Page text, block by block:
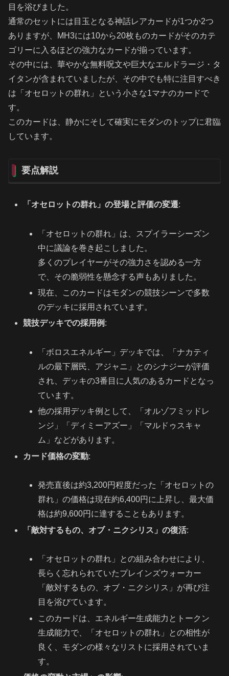
目を浴びました。
通常のセットには目玉となる神話レアカードが1つか2つ
ありますが、MH3には10から20枚ものカードがそのカテ
ゴリーに入るほどの強力なカードが揃っています。
その中には、華やかな無料呪文や巨大なエルドラージ・タ
イタンが含まれていましたが、その中でも特に注目すべき
は「オセロットの群れ」という小さな1マナのカードで
す。
このカードは、静かにそして確実にモダンのトップに君臨
しています。
要点解説
「オセロットの群れ」の登場と評価の変遷:
「オセロットの群れ」は、スプイラーシーズン
中に議論を巻き起こしました。
多くのプレイヤーがその強力さを認める一方
で、その脆弱性を懸念する声もありました。
現在、このカードはモダンの競技シーンで多数
のデッキに採用されています。
競技デッキでの採用例 :
「ボロスエネルギー」デッキでは、「ナカティ
ルの最下層民、アジャニ」とのシナジーが評価
され、デッキの3番目に人気のあるカードとなっ
ています。
他の採用デッキ例として、「オルゾフミッドレ
ンジ」「ディミーアズー」「マルドゥスキャ
ム」などがあります。
カード価格の変動:
発売直後は約3,200円程度だった「オセロットの
群れ」の価格は現在約6,400円に上昇し、最大価
格は約9,600円に達することもあります。
「敵対するもの、オブ・ニクシリス」の復活:
「オセロットの群れ」との組み合わせにより、
長らく忘れられていたプレインズウォーカー
「敵対するもの、オブ・ニクシリス」が再び注
目を浴びています。
このカードは、エネルギー生成能力とトークン
生成能力で、「オセロットの群れ」との相性が
良く、モダンの様々なリストに採用されていま
す。